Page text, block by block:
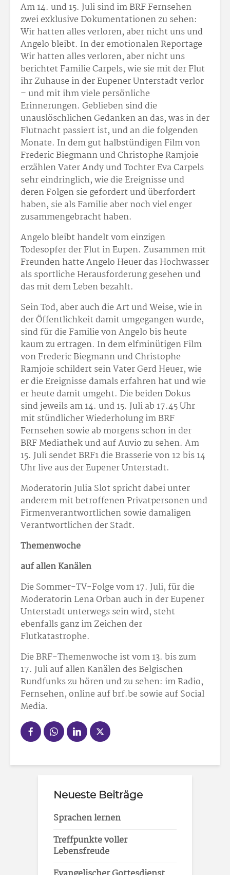
Am 14. und 15. Juli sind im BRF Fernsehen
zwei exklusive Dokumentationen zu sehen:
Wir hatten alles verloren, aber nicht uns und
Angelo bleibt. In der emotionalen Reportage
Wir hatten alles verloren, aber nicht uns
berichtet Familie Carpels, wie sie mit der Flut
ihr Zuhause in der Eupener Unterstadt verlor
– und mit ihm viele persönliche
Erinnerungen. Geblieben sind die
unauslöschlichen Gedanken an das, was in der
Flutnacht passiert ist, und an die folgenden
Monate. In dem gut halbstündigen Film von
Frederic Biegmann und Christophe Ramjoie
erzählen Vater Andy und Tochter Eva Carpels
sehr eindringlich, wie die Ereignisse und
deren Folgen sie gefordert und überfordert
haben, sie als Familie aber noch viel enger
zusammengebracht haben.
Angelo bleibt handelt vom einzigen
Todesopfer der Flut in Eupen. Zusammen mit
Freunden hatte Angelo Heuer das Hochwasser
als sportliche Herausforderung gesehen und
das mit dem Leben bezahlt.
Sein Tod, aber auch die Art und Weise, wie in
der Öffentlichkeit damit umgegangen wurde,
sind für die Familie von Angelo bis heute
kaum zu ertragen. In dem elfminütigen Film
von Frederic Biegmann und Christophe
Ramjoie schildert sein Vater Gerd Heuer, wie
er die Ereignisse damals erfahren hat und wie
er heute damit umgeht. Die beiden Dokus
sind jeweils am 14. und 15. Juli ab 17.45 Uhr
mit stündlicher Wiederholung im BRF
Fernsehen sowie ab morgens schon in der
BRF Mediathek und auf Auvio zu sehen. Am
15. Juli sendet BRF1 die Brasserie von 12 bis 14
Uhr live aus der Eupener Unterstadt.
Moderatorin Julia Slot spricht dabei unter
anderem mit betroffenen Privatpersonen und
Firmenverantwortlichen sowie damaligen
Verantwortlichen der Stadt.
Themenwoche
auf allen Kanälen
Die Sommer-TV-Folge vom 17. Juli, für die
Moderatorin Lena Orban auch in der Eupener
Unterstadt unterwegs sein wird, steht
ebenfalls ganz im Zeichen der
Flutkatastrophe.
Die BRF-Themenwoche ist vom 13. bis zum
17. Juli auf allen Kanälen des Belgischen
Rundfunks zu hören und zu sehen: im Radio,
Fernsehen, online auf brf.be sowie auf Social
Media.
Neueste Beiträge
Sprachen lernen
Treffpunkte voller
Lebensfreude